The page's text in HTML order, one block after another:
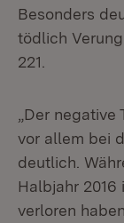
Besonders
tödlich
221.
„Der
vor allem bei
deutlich.
Halbjahr 2016
verloren